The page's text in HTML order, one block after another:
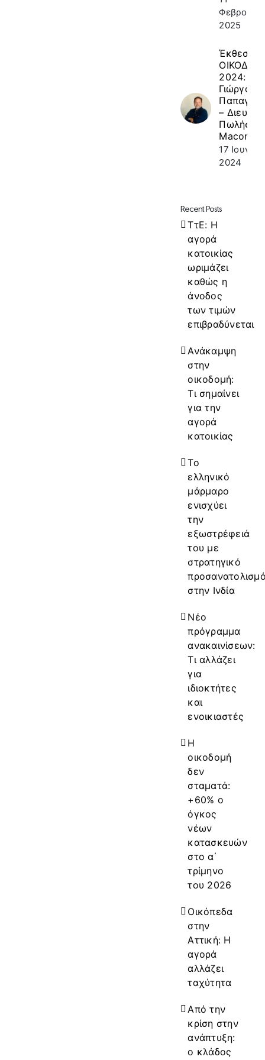
2025
Έκθεση
2024: κ.
Γιώργος
–
Macon
17
2024
Recent Posts
ΤτΕ: Η
αγορά
κατοικίας
ωριμάζει
καθώς η
άνοδος
των τιμών
επιβραδύνεται
Ανάκαμψη
στην
οικοδομή:
Τι σημαίνει
για την
αγορά
κατοικίας
Το
ελληνικό
μάρμαρο
ενισχύει
την
εξωστρέφειά
του με
στρατηγικό
στην Ινδία
Νέο
πρόγραμμα
ανακαινίσεων:
Τι αλλάζει
για
ιδιοκτήτες
και
ενοικιαστές
Η
οικοδομή
δεν
σταματά:
+60% ο
όγκος
νέων
κατασκευών
στο α΄
τρίμηνο
του 2026
Οικόπεδα
στην
Αττική: Η
αγορά
αλλάζει
ταχύτητα
Από την
κρίση στην
ανάπτυξη:
ο κλάδος